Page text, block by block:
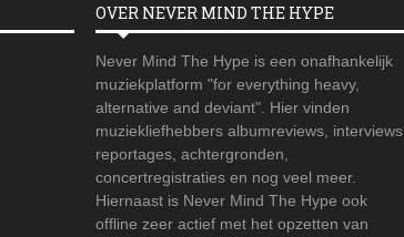
OVER NEVER MIND THE HYPE
Never Mind The Hype is een onafhankelijk
muziekplatform "for everything heavy,
alternative and deviant". Hier vinden
muziekliefhebbers albumreviews, interviews,
reportages, achtergronden,
concertregistraties en nog veel meer.
Hiernaast is Never Mind The Hype ook
offline zeer actief met het opzetten van